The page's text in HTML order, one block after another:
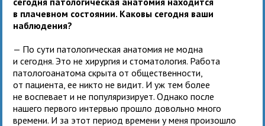
в плачевном состоянии. Каковы сегодня ваши
наблюдения?
— По сути патологическая анатомия не модна
и сегодня. Это не хирургия и стоматология. Работа
патологоанатома скрыта от общественности,
от пациента, ее никто не видит. И уж тем более
не воспевает и не популяризирует. Однако после
нашего первого интервью прошло довольно много
времени. И за этот период времени у меня произошло